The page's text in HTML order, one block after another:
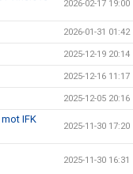
2026-02-17 19:00
2026-01-31 01:42
2025-12-19 20:14
2025-12-16 11:17
2025-12-05 20:16
IFK
2025-11-30 17:20
2025-11-30 16:31